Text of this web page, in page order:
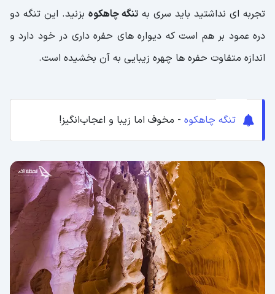
تجربه ای نداشتید باید سری به تنگه چاهکوه بزنید. این تنگه دو
دره عمود بر هم است که دیواره های حفره داری در خود دارد و
اندازه متفاوت حفره ها چهره زیبایی به آن بخشیده است.
تنگه چاهکوه - مخوف اما زیبا و اعجاب‌انگیز!